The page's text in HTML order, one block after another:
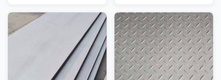
mechanical properties, making
it suitable for applications
requiring high hardness and
good wear ...
for applications requiring
excellent corrosion resistance
combined with superior
weldability, ...